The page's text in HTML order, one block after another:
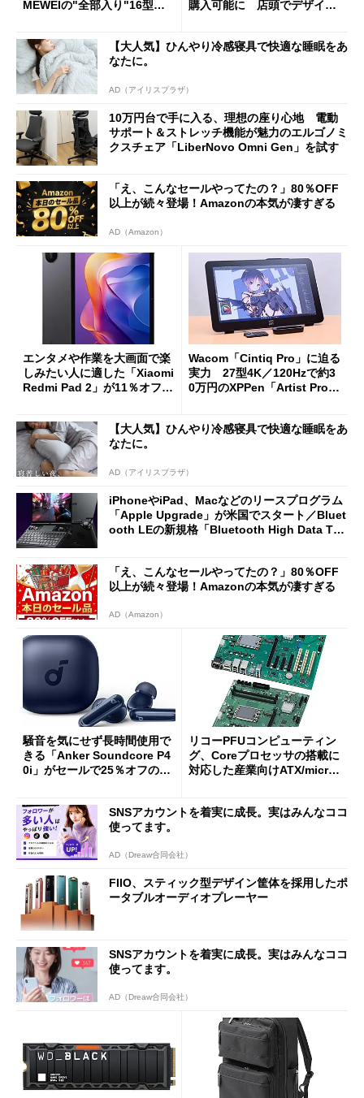
MEWEIの"全部入り"16型モ
購入可能に 店頭でデザイン
【大人気】ひんやり冷感寝具で快適な睡眠をあ
なたに。
AD（アイリスプラザ）
10万円台で手に入る、理想の座り心地 電動
サポート＆ストレッチ機能が魅力のエルゴノミ
クスチェア「LiberNovo Omni Gen」を試す
「え、こんなセールやってたの？」80％OFF
以上が続々登場！Amazonの本気が凄すぎる
AD（Amazon）
エンタメや作業を大画面で楽
しみたい人に適した「Xiaomi
Redmi Pad 2」が11％オフの
Wacom「Cintiq Pro」に迫る
実力 27型4K／120Hzで約3
0万円のXPPen「Artist Pro 2
【大人気】ひんやり冷感寝具で快適な睡眠をあ
なたに。
AD（アイリスプラザ）
iPhoneやiPad、Macなどのリースプログラム
「Apple Upgrade」が米国でスタート／Bluet
ooth LEの新規格「Bluetooth High Data Thr
「え、こんなセールやってたの？」80％OFF
以上が続々登場！Amazonの本気が凄すぎる
AD（Amazon）
騒音を気にせず長時間使用で
きる「Anker Soundcore P4
0i」がセールで25％オフの59
リコーPFUコンピューティン
グ、Coreプロセッサの搭載に
対応した産業向けATX/micro
SNSアカウントを着実に成長。実はみんなココ
使ってます。
AD（Dreaw合同会社）
FIIO、スティック型デザイン筐体を採用したポ
ータブルオーディオプレーヤー
SNSアカウントを着実に成長。実はみんなココ
使ってます。
AD（Dreaw合同会社）